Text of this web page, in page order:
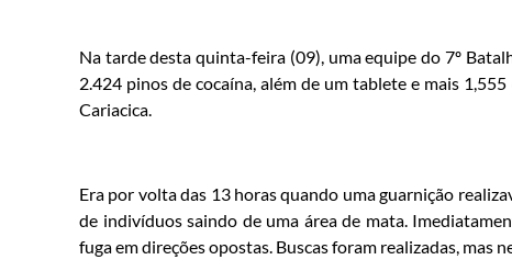
Na tarde desta quinta-feira (09), uma equipe do 7º
2.424 pinos de cocaína, além de um tablete e mais
Cariacica.
Era por volta das 13 horas quando uma guarnição
de indivíduos saindo de uma área de mata.
fuga em direções opostas. Buscas foram realizadas, mas